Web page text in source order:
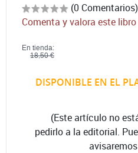
(0 Comentarios)
Comenta y valora este libro
En tienda:
18,50 €
DISPONIBLE EN EL
(Este artículo no
pedirlo a la editorial.